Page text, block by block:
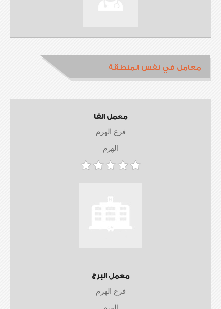
معامل في نفس المنطقة
معمل الفا
فرع الهرم
الهرم
معمل البرج
فرع الهرم